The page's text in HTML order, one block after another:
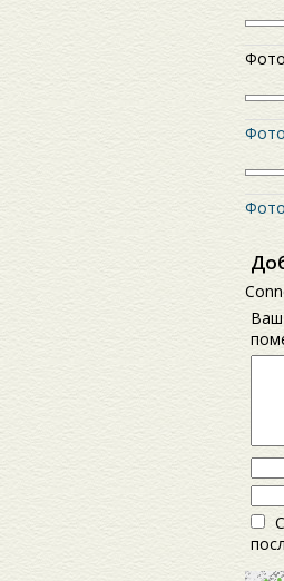
Ваш